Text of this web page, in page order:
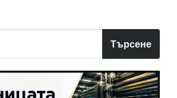
Търсене